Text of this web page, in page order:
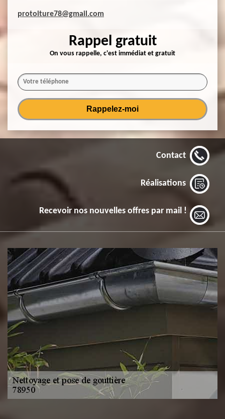
protoiture78@gmail.com
Rappel gratuit
On vous rappelle, c'est immédiat et gratuit
Contact
Réalisations
Recevoir nos nouvelles offres par mail !